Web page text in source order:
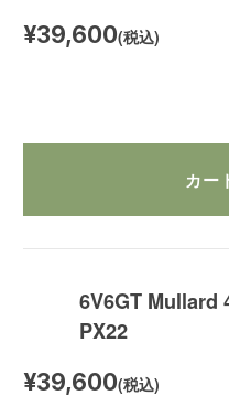
¥39,600(税込)
6V6GT Mullard
PX22
¥39,600(税込)